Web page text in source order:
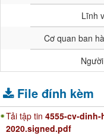
Lĩnh
Cơ quan ban
File đính kèm
Tải tập tin 4555-cv-
2020.signed.pdf